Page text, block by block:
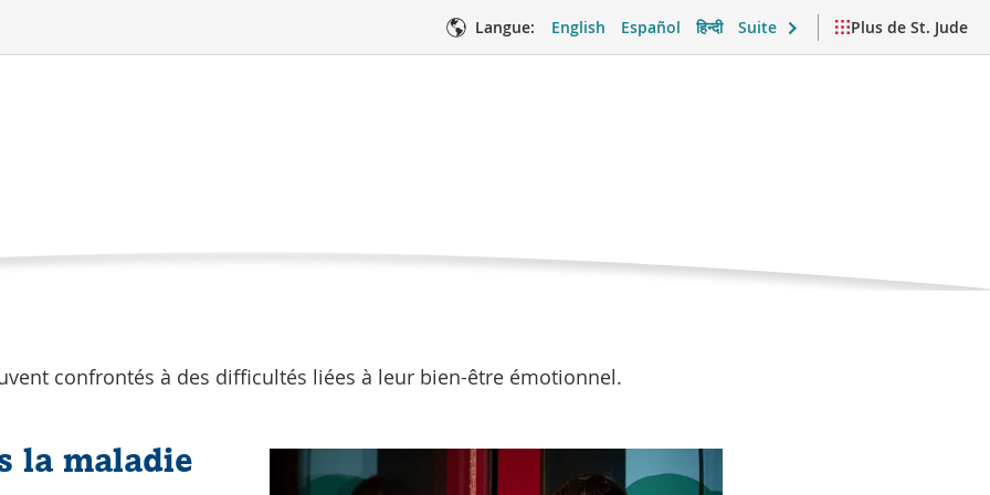
Langue: English Español हिन्दी Suite Plus de St. Jude
après la maladie
actuelle
confrontés à des difficultés liées à leur bien-être émotionnel.
la maladie